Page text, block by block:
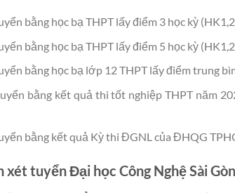
bằng học bạ THPT lấy điểm 3 học kỳ
bằng học bạ THPT lấy điểm 5 học kỳ
bằng học bạ lớp 12 THPT lấy điểm trung
bằng kết quả thi tốt nghiệp THPT năm
bằng kết quả Kỳ thi ĐGNL của ĐHQG
xét tuyển Đại học Công Nghệ Sài